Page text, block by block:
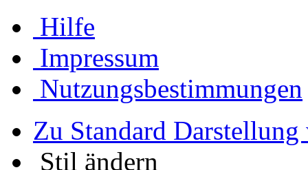
Hilfe
Impressum
Nutzungsbestimmungen
Zu Standard Darstellung
Stil ändern